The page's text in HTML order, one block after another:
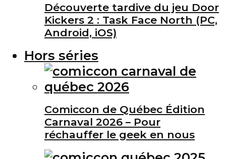
Découverte tardive du jeu Door
Kickers 2 : Task Face North (PC,
Android, iOS)
Hors séries
Comiccon de Québec Édition
Carnaval 2026 – Pour
réchauffer le geek en nous